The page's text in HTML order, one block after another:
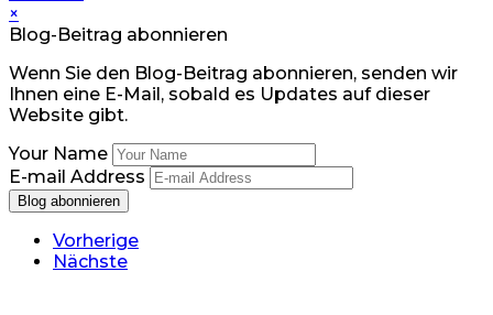
×
Blog-Beitrag abonnieren
Wenn Sie den Blog-Beitrag abonnieren, senden wir
Ihnen eine E-Mail, sobald es Updates auf dieser
Website gibt.
Your Name
E-mail Address
Blog abonnieren
Vorherige
Nächste